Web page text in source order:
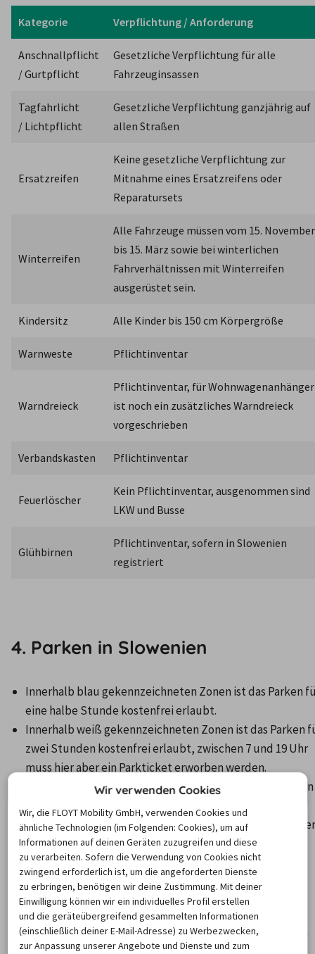
Kategorie Verpflichtung / Anforderung
Anschnallpflicht
/ Gurtpflicht
Gesetzliche Verpflichtung für alle
Fahrzeuginsassen
Tagfahrlicht
/ Lichtpflicht
Gesetzliche Verpflichtung ganzjährig auf
allen Straßen
Ersatzreifen
Keine gesetzliche Verpflichtung zur
Mitnahme eines Ersatzreifens oder
Reparatursets
Winterreifen
Alle Fahrzeuge müssen vom 15. November
bis 15. März sowie bei winterlichen
Fahrverhältnissen mit Winterreifen
ausgerüstet sein.
Kindersitz Alle Kinder bis 150 cm Körpergröße
Warnweste Pflichtinventar
Warndreieck
Pflichtinventar, für Wohnwagenanhänger
ist noch ein zusätzliches Warndreieck
vorgeschrieben
Verbandskasten Pflichtinventar
Feuerlöscher
Kein Pflichtinventar, ausgenommen sind
LKW und Busse
Glühbirnen
Pflichtinventar, sofern in Slowenien
registriert
4. Parken in Slowenien
Innerhalb blau gekennzeichneten Zonen ist das Parken
eine halbe Stunde kostenfrei erlaubt.
Innerhalb weiß gekennzeichneten Zonen ist das Parken
zwei Stunden kostenfrei erlaubt, zwischen 7 und 19 Uhr
muss hier aber ein Parkticket erworben werden.
In gebührenpflichtigen Parkzonen können Parktickets an
den Automaten vor Ort gelöst werden.
Langes Parken ist nur in Parkhäusern oder auf
Parkplätzen erlaubt.
5. Kraftstoffe in Slowenien
Normal Benzin Bleifrei mit 91 Oktan wird für gewöhnlich
nicht angeboten.
Wir verwenden Cookies
Wir, die FLOYT Mobility GmbH, verwenden Cookies und
ähnliche Technologien (im Folgenden: Cookies), um auf
Informationen auf deinen Geräten zuzugreifen und diese
zu verarbeiten. Sofern die Verwendung von Cookies nicht
zwingend erforderlich ist, um die angeforderten Dienste
zu erbringen, benötigen wir deine Zustimmung. Mit deiner
Einwilligung können wir ein individuelles Profil erstellen
und die geräteübergreifend gesammelten Informationen
(einschließlich deiner E-Mail-Adresse) zu Werbezwecken,
zur Anpassung unserer Angebote und Dienste und zum